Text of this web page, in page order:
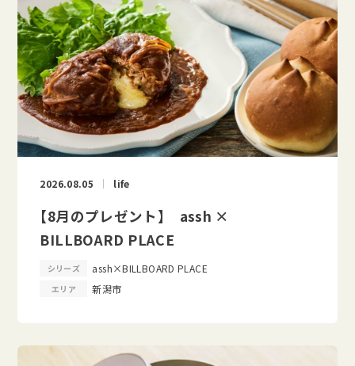
2026.08.05 life
【8月のプレゼント】 assh ×
BILLBOARD PLACE
シリーズ assh×BILLBOARD PLACE
エリア 新潟市